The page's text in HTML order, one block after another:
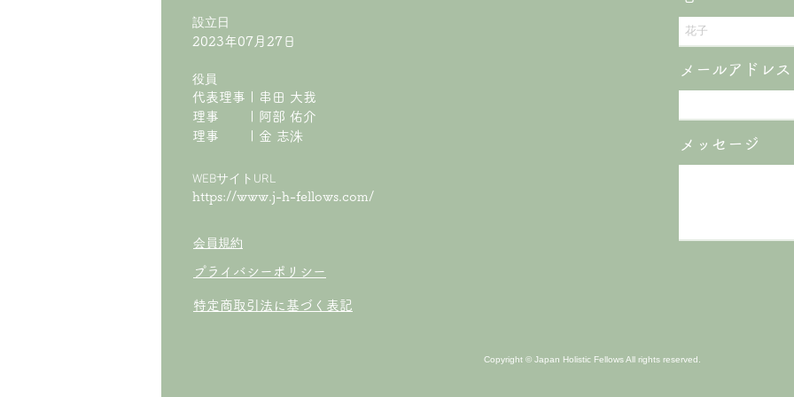
​設立日
2023年07月27日
役員
代表理事 | 串田 大我
理事 | 阿部 佑介
​理事 | 金 志洙
WEBサイトURL
https://www.j-h-fellows.com/
会員規約
プライバシーポリシー
特定商取引法に基づく表記
メールアドレス
メッセージ
Copyright © Japan Holistic Fellows All rights reserved.